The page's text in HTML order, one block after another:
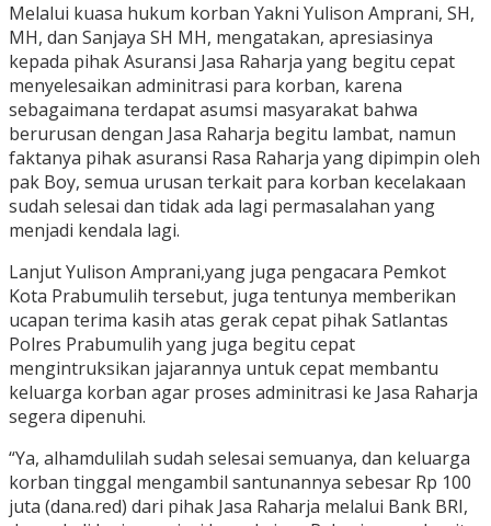
Melalui kuasa hukum korban Yakni Yulison Amprani, SH,
MH, dan Sanjaya SH MH, mengatakan, apresiasinya
kepada pihak Asuransi Jasa Raharja yang begitu cepat
menyelesaikan adminitrasi para korban, karena
sebagaimana terdapat asumsi masyarakat bahwa
berurusan dengan Jasa Raharja begitu lambat, namun
faktanya pihak asuransi Rasa Raharja yang dipimpin oleh
pak Boy, semua urusan terkait para korban kecelakaan
sudah selesai dan tidak ada lagi permasalahan yang
menjadi kendala lagi.
Lanjut Yulison Amprani,yang juga pengacara Pemkot
Kota Prabumulih tersebut, juga tentunya memberikan
ucapan terima kasih atas gerak cepat pihak Satlantas
Polres Prabumulih yang juga begitu cepat
mengintruksikan jajarannya untuk cepat membantu
keluarga korban agar proses adminitrasi ke Jasa Raharja
segera dipenuhi.
“Ya, alhamdulilah sudah selesai semuanya, dan keluarga
korban tinggal mengambil santunannya sebesar Rp 100
juta (dana.red) dari pihak Jasa Raharja melalui Bank BRI,